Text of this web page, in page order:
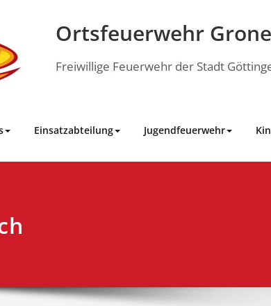
Ortsfeuerwehr Grone
Freiwillige Feuerwehr der Stadt
Einsatzabteilung Jugendfeuerwehr